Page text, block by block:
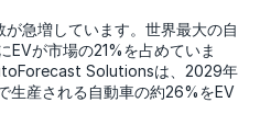
急増しています。世界最大の自
EVが市場の21%を占めていま
Solutionsは、2029年
生産される自動車の約26%をEV